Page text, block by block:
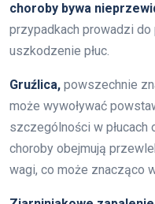
choroby bywa
przypadkach prowadzi do
uszkodzenie płuc.
Gruźlica, powszechnie
może wywoływać
szczególności w płucach
choroby obejmują
wagi, co może znacząco